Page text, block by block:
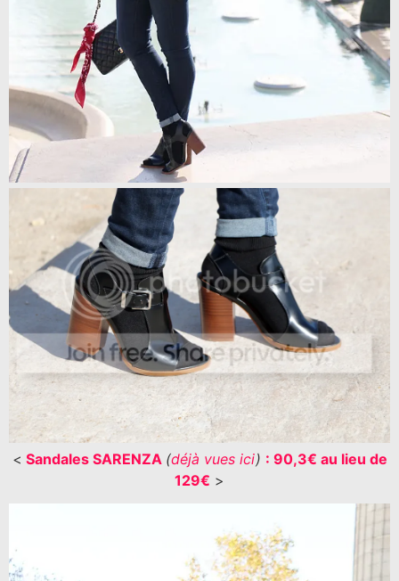
< Sandales SARENZA (déjà vues ici) : 90,3€ au lieu de
129€ >